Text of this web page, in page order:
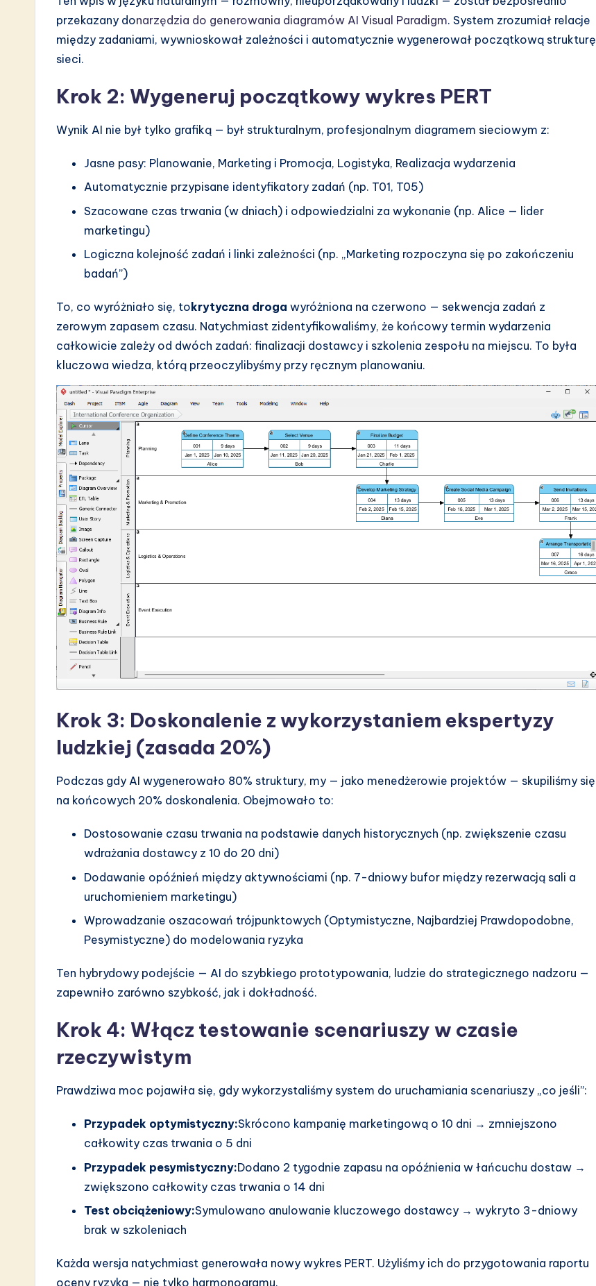
przekazany donarzędzia do generowania diagramów AI Visual Paradigm. System zrozumiał relacje
między zadaniami, wywnioskował zależności i automatycznie wygenerował początkową strukturę
sieci.
Krok 2: Wygeneruj początkowy wykres PERT
Wynik AI nie był tylko grafiką — był strukturalnym, profesjonalnym diagramem sieciowym z:
Jasne pasy: Planowanie, Marketing i Promocja, Logistyka, Realizacja wydarzenia
Automatycznie przypisane identyfikatory zadań (np. T01, T05)
Szacowane czas trwania (w dniach) i odpowiedzialni za wykonanie (np. Alice — lider
marketingu)
Logiczna kolejność zadań i linki zależności (np. „Marketing rozpoczyna się po zakończeniu
badań”)
To, co wyróżniało się, to krytyczna droga wyróżniona na czerwono — sekwencja zadań z
zerowym zapasem czasu. Natychmiast zidentyfikowaliśmy, że końcowy termin wydarzenia
całkowicie zależy od dwóch zadań: finalizacji dostawcy i szkolenia zespołu na miejscu. To była
kluczowa wiedza, którą przeoczylibyśmy przy ręcznym planowaniu.
Krok 3: Doskonalenie z wykorzystaniem ekspertyzy
ludzkiej (zasada 20%)
Podczas gdy AI wygenerowało 80% struktury, my — jako menedżerowie projektów — skupiliśmy się
na końcowych 20% doskonalenia. Obejmowało to:
Dostosowanie czasu trwania na podstawie danych historycznych (np. zwiększenie czasu
wdrażania dostawcy z 10 do 20 dni)
Dodawanie opóźnień między aktywnościami (np. 7-dniowy bufor między rezerwacją sali a
uruchomieniem marketingu)
Wprowadzanie oszacowań trójpunktowych (Optymistyczne, Najbardziej Prawdopodobne,
Pesymistyczne) do modelowania ryzyka
Ten hybrydowy podejście — AI do szybkiego prototypowania, ludzie do strategicznego nadzoru —
zapewniło zarówno szybkość, jak i dokładność.
Krok 4: Włącz testowanie scenariuszy w czasie
rzeczywistym
Prawdziwa moc pojawiła się, gdy wykorzystaliśmy system do uruchamiania scenariuszy „co jeśli”:
Przypadek optymistyczny:Skrócono kampanię marketingową o 10 dni → zmniejszono
całkowity czas trwania o 5 dni
Przypadek pesymistyczny:Dodano 2 tygodnie zapasu na opóźnienia w łańcuchu dostaw →
zwiększono całkowity czas trwania o 14 dni
Test obciążeniowy:Symulowano anulowanie kluczowego dostawcy → wykryto 3-dniowy
brak w szkoleniach
Każda wersja natychmiast generowała nowy wykres PERT. Użyliśmy ich do przygotowania raportu
oceny ryzyka — nie tylko harmonogramu.